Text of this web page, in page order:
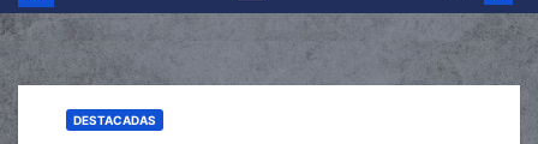
DESTACADAS